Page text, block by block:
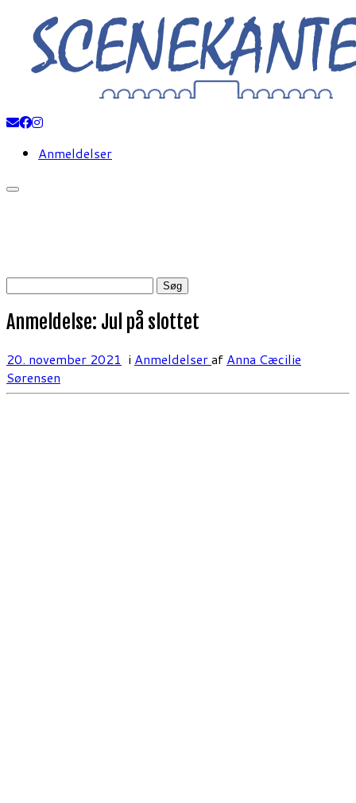
Fortsæt
indhold
Anmeldelser
Søg
Anmeldelse: Jul på slottet
20. november 2021 i Anmeldelseraf Anna Cæcilie
Sørensen